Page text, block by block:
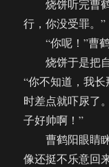
烧饼听完曹鹤
行，你没受罪。”
“你呢！”曹鹤
烧饼于是把自
“你不知道，我
时差点就吓尿了
子好帅啊！”
曹鹤阳眼睛眯
像还挺不乐意回